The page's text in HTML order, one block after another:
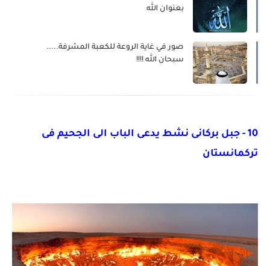
بعنوان الله
صور في غاية الروعة للكعبة المشرفة.....
سبحان الله !!!!
10 - جبل بركانى نشط يدعى الباب الى الجحيم فى
تركمانستان